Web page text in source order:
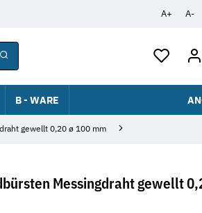
A+ A-
B - WARE
gewellt 0,20 ø 100 mm
Messingdraht gewellt